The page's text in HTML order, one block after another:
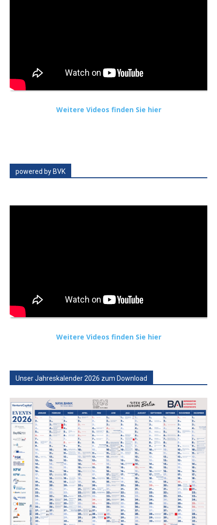
Weitere Videos finden Sie hier
powered by BVK
Weitere Videos finden Sie hier
Unser Jahreskalender 2026 zum Download